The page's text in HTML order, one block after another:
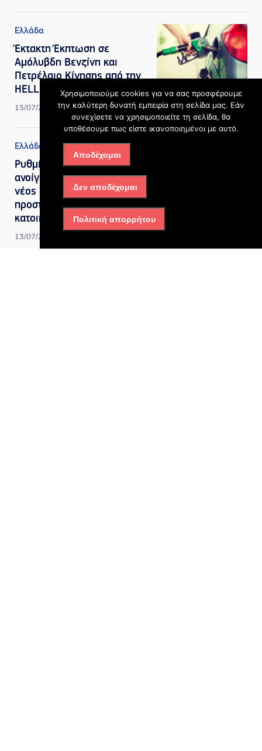
Ελλάδα
Έκτακτη Έκπτωση σε
Αμόλυβδη Βενζίνη και
Πετρέλαιο Κίνησης από την
HELLENiQ ENERGY
15/07/2026, 1:42 μμ
Ελλάδα
Ρυθμίσεις οφειλών: Πότε
ανοίγουν οι 72 δόσεις, ο
νέος εξωδικαστικός και η
προστασία της κύριας
κατοικίας
13/07/2026, 10:25 πμ
Χρησιμοποιούμε cookies για να σας προσφέρουμε
την καλύτερη δυνατή εμπειρία στη σελίδα μας. Εάν
συνεχίσετε να χρησιμοποιείτε τη σελίδα, θα
υποθέσουμε πως είστε ικανοποιημένοι με αυτό.
Αποδέχομαι
Δεν αποδέχομαι
Πολιτική απορρήτου